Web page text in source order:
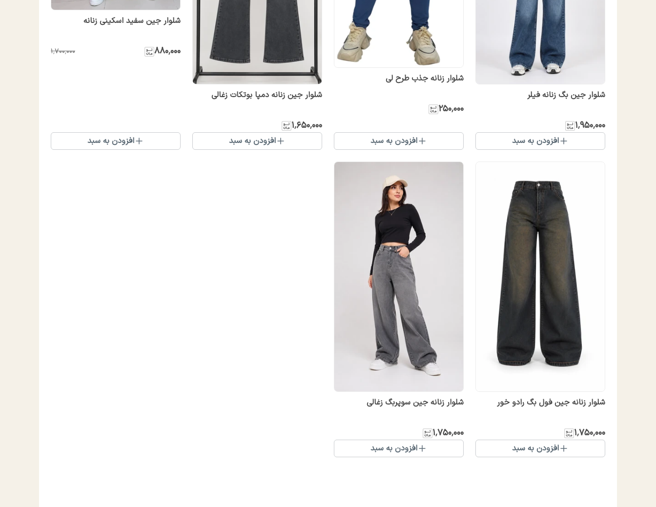
شلوار جین بگ زنانه فیلر
۱٬۹۵۰٬۰۰۰
افزودن به سبد
شلوار زنانه جذب طرح لی
۲۵۰٬۰۰۰
افزودن به سبد
شلوار جین زنانه دمپا بوتکات زغالی
۱٬۶۵۰٬۰۰۰
افزودن به سبد
شلوار جین سفید اسکینی زنانه
۸۸۰٬۰۰۰ ۱٬۷۰۰٬۰۰۰
افزودن به سبد
شلوار زنانه جین فول بگ رادو خور
۱٬۷۵۰٬۰۰۰
افزودن به سبد
شلوار زنانه جین سوپربگ زغالی
۱٬۷۵۰٬۰۰۰
افزودن به سبد